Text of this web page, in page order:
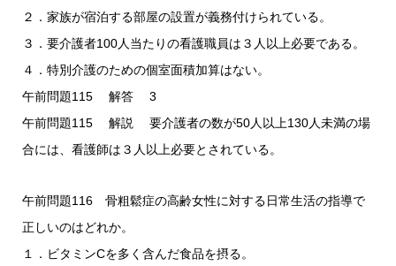
２．家族が宿泊する部屋の設置が義務付けられている。
３．要介護者100人当たりの看護職員は３人以上必要である。
４．特別介護のための個室面積加算はない。
午前問題115 解答 3
午前問題115 解説 要介護者の数が50人以上130人未満の場
合には、看護師は３人以上必要とされている。
午前問題116 骨粗鬆症の高齢女性に対する日常生活の指導で
正しいのはどれか。
１．ビタミンCを多く含んだ食品を摂る。